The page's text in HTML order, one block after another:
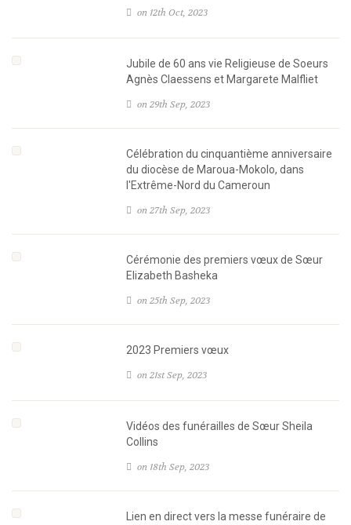
on 12th Oct, 2023
Jubile de 60 ans vie Religieuse de Soeurs
Agnès Claessens et Margarete Malfliet
on 29th Sep, 2023
Célébration du cinquantième anniversaire
du diocèse de Maroua-Mokolo, dans
l'Extrême-Nord du Cameroun
on 27th Sep, 2023
Cérémonie des premiers vœux de Sœur
Elizabeth Basheka
on 25th Sep, 2023
2023 Premiers vœux
on 21st Sep, 2023
Vidéos des funérailles de Sœur Sheila
Collins
on 18th Sep, 2023
Lien en direct vers la messe funéraire de